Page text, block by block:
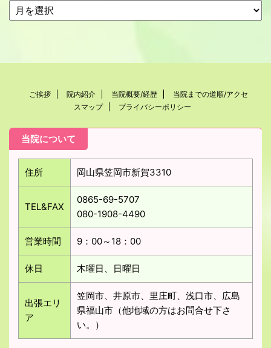
ご挨拶 院内紹介 当院概要/経歴
当院までの道順/アクセ
スマップ
プライバシーポリシー
当院について
住所 岡山県笠岡市新賀3310
TEL&FAX
0865-69-5707
080-1908-4490
営業時間 9：00～18：00
休日 木曜日、日曜日
出張エリ
ア
笠岡市、井原市、里庄町、浅口市、広島
県福山市（他地域の方はお問合せ下さ
い。）